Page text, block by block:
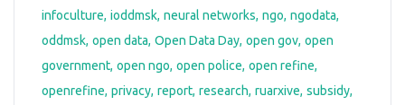
infoculture ioddmsk neural networks ngo ngodata
oddmsk open data Open Data Day open gov open
government open ngo open police open refine
openrefine privacy report research ruarxive subsidy